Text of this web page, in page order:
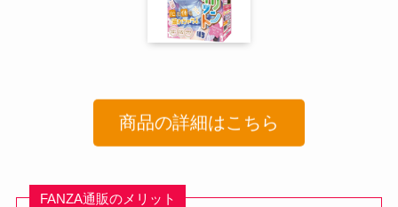
商品の詳細はこちら
FANZA通販のメリット